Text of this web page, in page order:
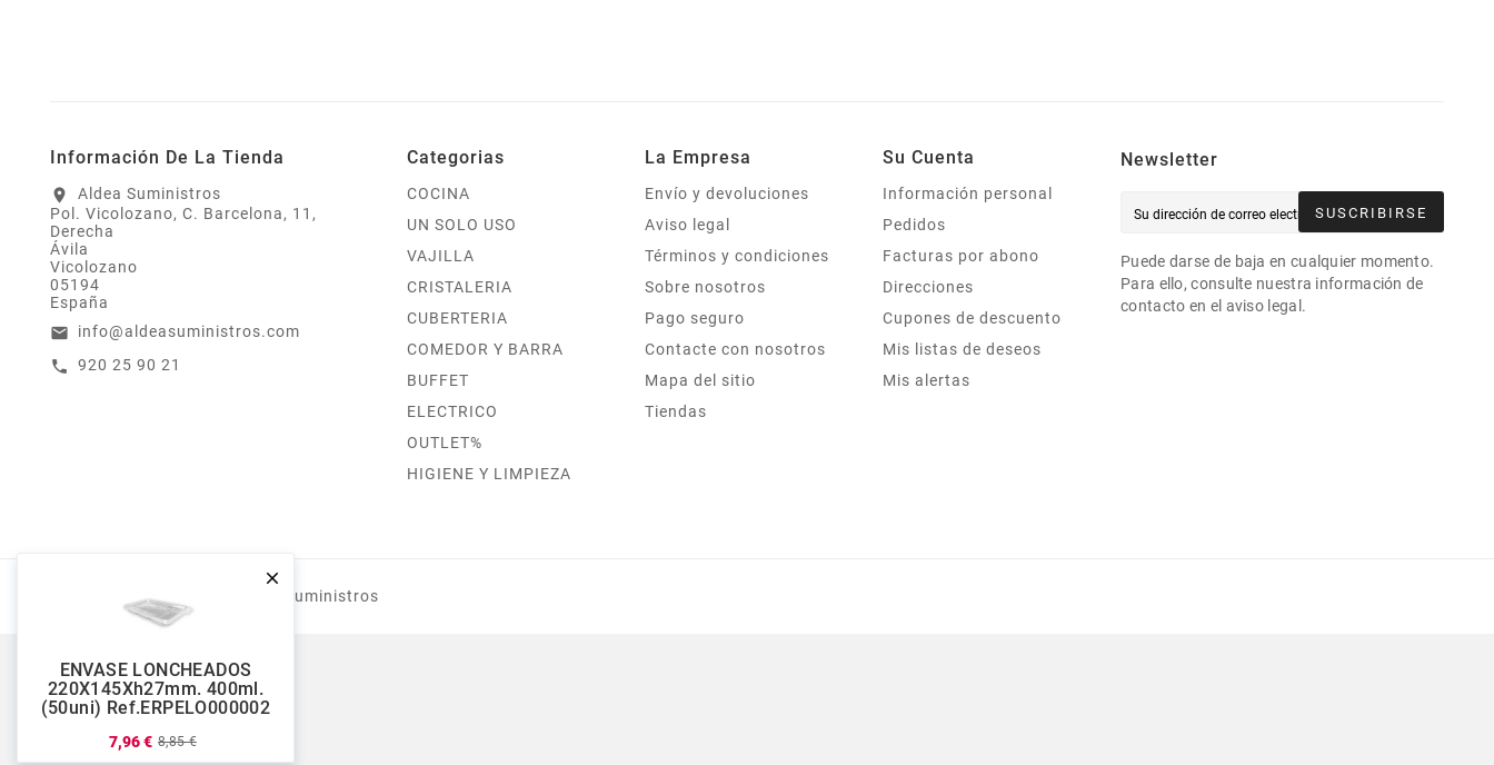

ENVASE LONCHEADOS
220X145Xh27mm. 400ml.
(50uni) Ref.ERPELO000002
7,96 € 8,85 €
Información De La Tienda
location_on
Aldea Suministros
Pol. Vicolozano, C. Barcelona, 11,
Derecha
Ávila
Vicolozano
05194
España
email info@aldeasuministros.com
call 920 25 90 21
Categorias
COCINA
UN SOLO USO
VAJILLA
CRISTALERIA
CUBERTERIA
COMEDOR Y BARRA
BUFFET
ELECTRICO
OUTLET%
HIGIENE Y LIMPIEZA
La Empresa
Envío y devoluciones
Aviso legal
Términos y condiciones
Sobre nosotros
Pago seguro
Contacte con nosotros
Mapa del sitio
Tiendas
Su Cuenta
Información personal
Pedidos
Facturas por abono
Direcciones
Cupones de descuento
Mis listas de deseos
Mis alertas
Newsletter
SUSCRIBIRSE
Puede darse de baja en cualquier momento.
Para ello, consulte nuestra información de
contacto en el aviso legal.
© 2019 - Aldea Suministros